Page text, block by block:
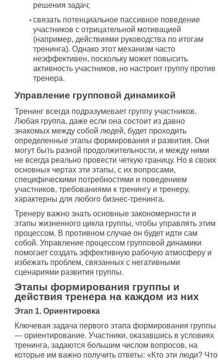
решения задач;
связать потенциальное пассивное поведение
участников с отрицательной мотивацией
(например, действиями руководства по итогам
тренинга). Однако этот механизм часто
неэффективен, поскольку может повысить
активность участников, но настроит группу против
тренера.
Управление групповой динамикой
Тренинг всегда подразумевает группу участников.
Любая группа, даже если она состоит из давно
знакомых между собой людей, будет проходить
определенные этапы формирования и развития. Они
могут быть разной продолжительности, и между ними
не всегда реально провести четкую границу. Но в своих
основных чертах эти этапы, с их вопросами,
специфическими потребностями и поведением
участников, требованиями к тренингу и тренеру,
характерны для любого бизнес-тренинга.
Тренеру важно знать основные закономерности и
этапы жизненного цикла группы, чтобы управлять этим
процессом. В противном случае он будет идти сам
собой. Управление процессом групповой динамики
помогает создать эффективную рабочую атмосферу и
избежать проблем, связанных с негативными
сценариями развития группы.
Этапы формирования группы и
действия тренера на каждом из них
Этап 1. Ориентировка
Ключевая задача первого этапа формирования группы
— ориентирование. Участники, оказавшись в условиях
тренинга, задаются большим числом вопросов, на
которые им важно получить ответы: «Кто эти люди? Что